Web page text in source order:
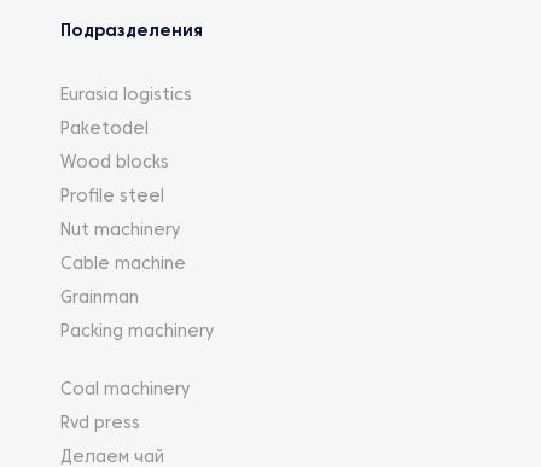
Подразделения
Eurasia logistics
Paketodel
Wood blocks
Profile steel
Nut machinery
Cable machine
Grainman
Packing machinery
Coal machinery
Rvd press
Делаем чай